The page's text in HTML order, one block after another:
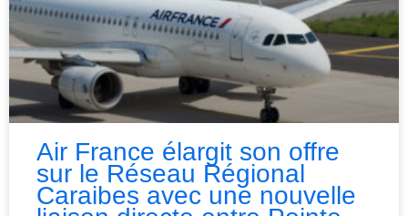
Air France élargit son offre
sur le Réseau Régional
Caraibes avec une nouvelle